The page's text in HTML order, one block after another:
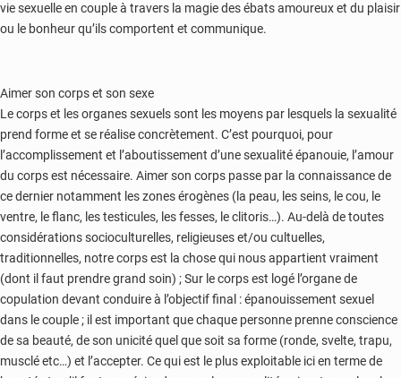
vie sexuelle en couple à travers la magie des ébats amoureux et du plaisir
ou le bonheur qu’ils comportent et communique.
Aimer son corps et son sexe
Le corps et les organes sexuels sont les moyens par lesquels la sexualité
prend forme et se réalise concrètement. C’est pourquoi, pour
l’accomplissement et l’aboutissement d’une sexualité épanouie, l’amour
du corps est nécessaire. Aimer son corps passe par la connaissance de
ce dernier notamment les zones érogènes (la peau, les seins, le cou, le
ventre, le flanc, les testicules, les fesses, le clitoris…). Au-delà de toutes
considérations socioculturelles, religieuses et/ou cultuelles,
traditionnelles, notre corps est la chose qui nous appartient vraiment
(dont il faut prendre grand soin) ; Sur le corps est logé l’organe de
copulation devant conduire à l’objectif final : épanouissement sexuel
dans le couple ; il est important que chaque personne prenne conscience
de sa beauté, de son unicité quel que soit sa forme (ronde, svelte, trapu,
musclé etc…) et l’accepter. Ce qui est le plus exploitable ici en terme de